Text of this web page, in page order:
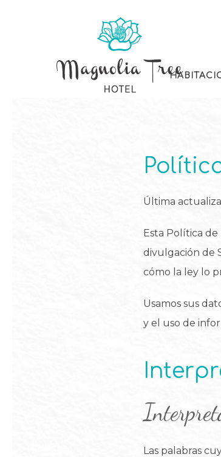
Última
Esta Política
divulgación de
cómo la ley lo
Usamos sus
y el uso de
Las palabras